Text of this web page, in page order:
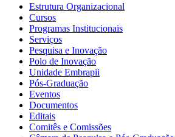
Estrutura Organizacional
Cursos
Programas Institucionais
Serviços
Pesquisa e Inovação
Polo de Inovação
Unidade Embrapii
Pós-Graduação
Eventos
Documentos
Editais
Comitês e Comissões